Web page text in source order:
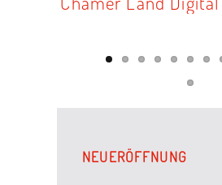
NEUERÖFFNUNG